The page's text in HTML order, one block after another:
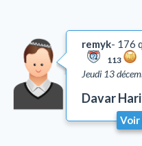
remyk 176
113
Jeudi 13
Davar
Voir